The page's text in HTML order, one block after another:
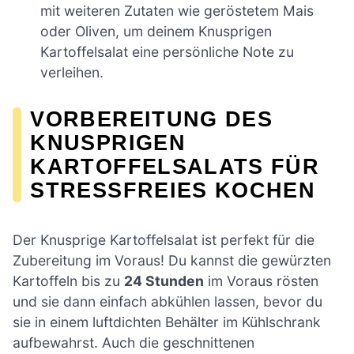
mit weiteren Zutaten wie geröstetem Mais
oder Oliven, um deinem Knusprigen
Kartoffelsalat eine persönliche Note zu
verleihen.
VORBEREITUNG DES
KNUSPRIGEN
KARTOFFELSALATS FÜR
STRESSFREIES KOCHEN
Der Knusprige Kartoffelsalat ist perfekt für die
Zubereitung im Voraus! Du kannst die gewürzten
Kartoffeln bis zu 24 Stunden im Voraus rösten
und sie dann einfach abkühlen lassen, bevor du
sie in einem luftdichten Behälter im Kühlschrank
aufbewahrst. Auch die geschnittenen